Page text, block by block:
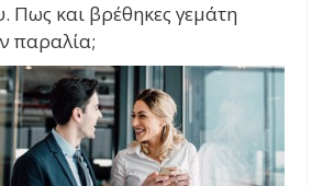
Πως και βρέθηκες γεμάτη
παραλία;